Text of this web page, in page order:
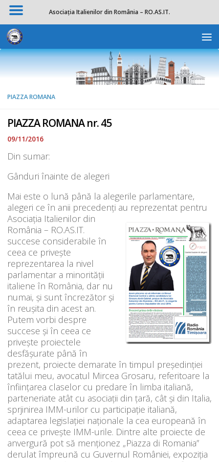
Skip to content
PIAZZA ROMANA
PIAZZA ROMANA nr. 45
09/11/2016
Din sumar:
Gânduri înainte de alegeri
Mai este o lună până la alegerile parlamentare,
alegeri ce în anii precedenți au reprezentat pentru
Asociația Italienilor din
România – RO.AS.IT.
succese considerabile în
ceea ce privește
reprezentarea la nivel
parlamentar a minorității
italiene în România, dar nu
numai, și sunt încrezător și
în reușita din acest an.
Putem vorbi despre
succese și în ceea ce
privește proiectele
desfășurate până în
prezent, proiecte demarate în timpul președinției
tatălui meu, avocatul Mircea Grosaru, referitoare la
înființarea claselor cu predare în limba italiană,
parteneriate atât cu asociații din țară, cât și din Italia,
sprjinirea IMM-urilor cu participație italiană,
adaptarea legislației naționale la cea europeană în
ceea ce privește IMM-urile. Dintre alte proiecte de
anvergură pot să menționez „Piazza di Romania”
derulat împreună cu Guvernul României, expoziția
Asociația Italienilor din România – RO.AS.IT.